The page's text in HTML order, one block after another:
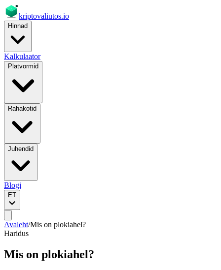
kriptovaliutos.io
Hinnad
Kalkulaator
Platvormid
Rahakotid
Juhendid
Blogi
ET
Avaleht/Mis on plokiahel?
Haridus
Mis on plokiahel?